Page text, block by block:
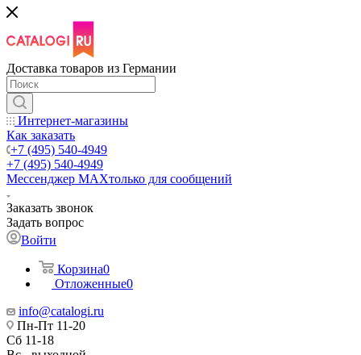
Доставка товаров из Германии
Интернет-магазины
Как заказать
+7 (495) 540-4949
+7 (495) 540-4949
Мессенджер МАХтолько для сообщений
Заказать звонок
Задать вопрос
Войти
Корзина0
Отложенные0
info@catalogi.ru
Пн-Пт 11-20
Сб 11-18